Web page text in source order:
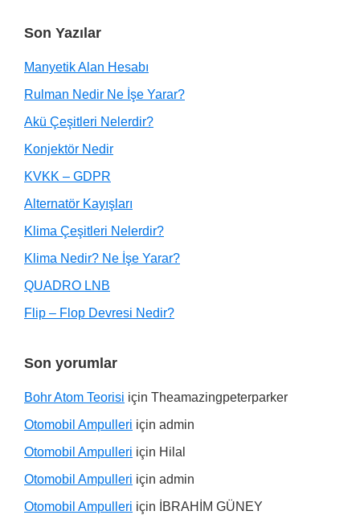
Son Yazılar
Manyetik Alan Hesabı
Rulman Nedir Ne İşe Yarar?
Akü Çeşitleri Nelerdir?
Konjektör Nedir
KVKK – GDPR
Alternatör Kayışları
Klima Çeşitleri Nelerdir?
Klima Nedir? Ne İşe Yarar?
QUADRO LNB
Flip – Flop Devresi Nedir?
Son yorumlar
Bohr Atom Teorisi için Theamazingpeterparker
Otomobil Ampulleri için admin
Otomobil Ampulleri için Hilal
Otomobil Ampulleri için admin
Otomobil Ampulleri için İBRAHİM GÜNEY